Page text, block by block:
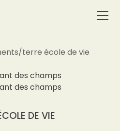
/terre école de vie
des champs
des champs
DE VIE